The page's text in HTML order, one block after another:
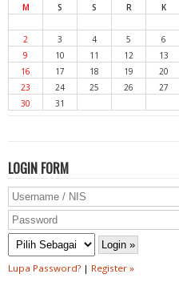
M S S R K
2
3 4 5 6
9 10 11 12 13
16
17 18 19 20
23
24 25 26 27
30
31
LOGIN FORM
Lupa Password? | Register »